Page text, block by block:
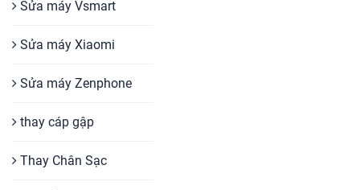
Sửa máy Vsmart
Sửa máy Xiaomi
Sửa máy Zenphone
thay cáp gập
Thay Chân Sạc